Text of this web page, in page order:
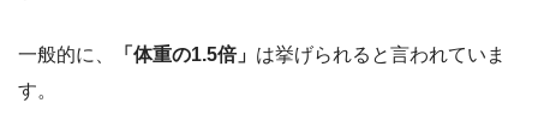
一般的に、 「体重の1.5倍」 は挙げられると言われていま
す。